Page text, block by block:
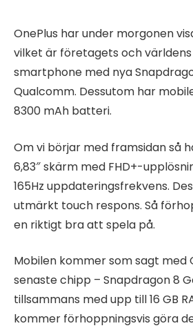
OnePlus har under morgonen
vilket är företagets och
smartphone med nya
Qualcomm. Dessutom har
8300 mAh batteri.
Om vi börjar med framsidan så
6,83″ skärm med FHD+-
165Hz uppdateringsfrekvens.
utmärkt touch respons. Så
en riktigt bra att spela på.
Mobilen kommer som sagt med
senaste chipp – Snapdragon 8
tillsammans med upp till 16 GB
kommer förhoppningsvis göra